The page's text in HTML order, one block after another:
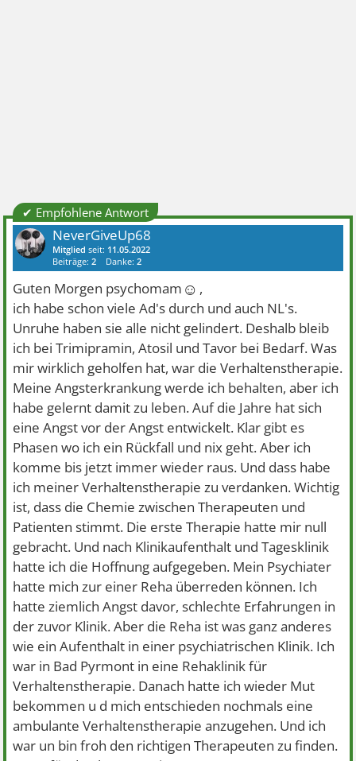
✔ Empfohlene Antwort
NeverGiveUp68
Mitglied seit: 11.05.2022
Beiträge:2 Danke:2
Guten Morgen psychomam ☺ ,
ich habe schon viele Ad's durch und auch NL's.
Unruhe haben sie alle nicht gelindert. Deshalb bleib
ich bei Trimipramin, Atosil und Tavor bei Bedarf. Was
mir wirklich geholfen hat, war die Verhaltenstherapie.
Meine Angsterkrankung werde ich behalten, aber ich
habe gelernt damit zu leben. Auf die Jahre hat sich
eine Angst vor der Angst entwickelt. Klar gibt es
Phasen wo ich ein Rückfall und nix geht. Aber ich
komme bis jetzt immer wieder raus. Und dass habe
ich meiner Verhaltenstherapie zu verdanken. Wichtig
ist, dass die Chemie zwischen Therapeuten und
Patienten stimmt. Die erste Therapie hatte mir null
gebracht. Und nach Klinikaufenthalt und Tagesklinik
hatte ich die Hoffnung aufgegeben. Mein Psychiater
hatte mich zur einer Reha überreden können. Ich
hatte ziemlich Angst davor, schlechte Erfahrungen in
der zuvor Klinik. Aber die Reha ist was ganz anderes
wie ein Aufenthalt in einer psychiatrischen Klinik. Ich
war in Bad Pyrmont in eine Rehaklinik für
Verhaltenstherapie. Danach hatte ich wieder Mut
bekommen u d mich entschieden nochmals eine
ambulante Verhaltenstherapie anzugehen. Und ich
war un bin froh den richtigen Therapeuten zu finden.